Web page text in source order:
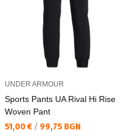
UNDER ARMOUR
Sports Pants UA Rival Hi Rise
Woven Pant
Текуща цена:
51,00 € / 99,75 BGN